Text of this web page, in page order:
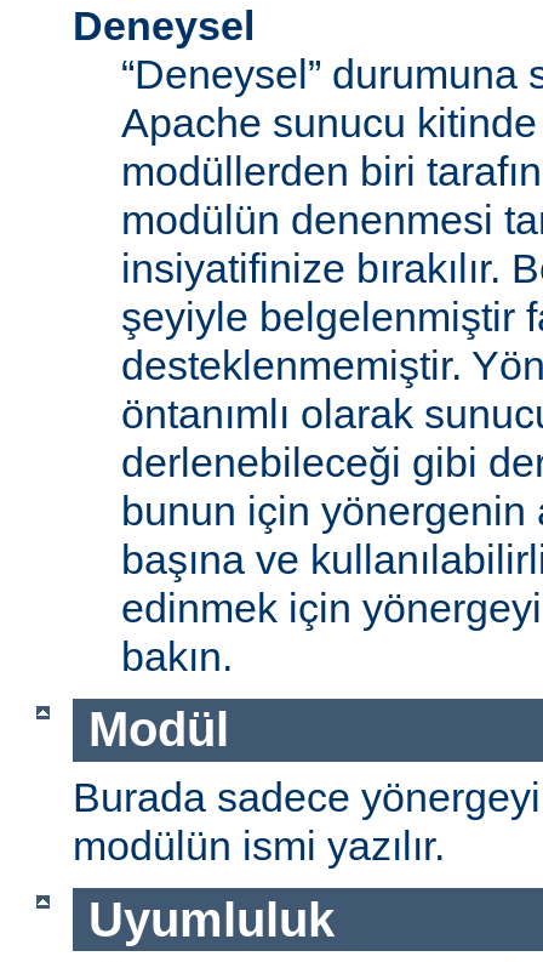
Deneysel
“Deneysel” durumuna
Apache sunucu
modüllerden biri
modülün denenmesi
insiyatifinize bırakılır.
şeyiyle belgelenmiştir
desteklenmemiştir.
öntanımlı olarak
derlenebileceği gibi
bunun için yönergenin
başına ve
edinmek için
bakın.
Modül
Burada sadece
modülün ismi yazılır.
Uyumluluk